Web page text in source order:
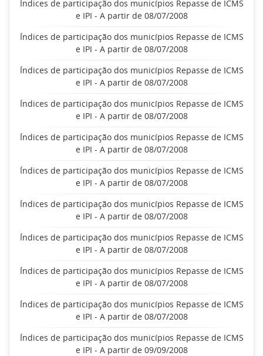
Índices de participação dos municípios Repasse de ICMS
e IPI - A partir de 08/07/2008
Índices de participação dos municípios Repasse de ICMS
e IPI - A partir de 08/07/2008
Índices de participação dos municípios Repasse de ICMS
e IPI - A partir de 08/07/2008
Índices de participação dos municípios Repasse de ICMS
e IPI - A partir de 08/07/2008
Índices de participação dos municípios Repasse de ICMS
e IPI - A partir de 08/07/2008
Índices de participação dos municípios Repasse de ICMS
e IPI - A partir de 08/07/2008
Índices de participação dos municípios Repasse de ICMS
e IPI - A partir de 08/07/2008
Índices de participação dos municípios Repasse de ICMS
e IPI - A partir de 08/07/2008
Índices de participação dos municípios Repasse de ICMS
e IPI - A partir de 08/07/2008
Índices de participação dos municípios Repasse de ICMS
e IPI - A partir de 08/07/2008
Índices de participação dos municípios Repasse de ICMS
e IPI - A partir de 09/09/2008